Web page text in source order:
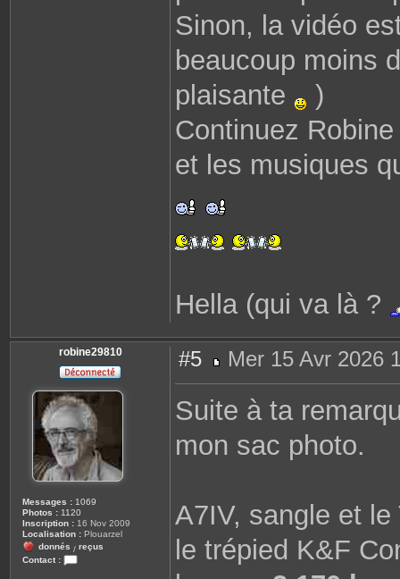
Sinon, la vidéo
beaucoup moins
plaisante
)
Continuez
et les musiques
Hella (qui va là ?
robine29810
Messages : 1069
Photos : 1120
Inscription : 16 Nov 2009
Localisation : Plouarzel
donnés / reçus
Contact :
#5
e
s
a
Mer 15 Avr 2026
Suite à ta
mon sac photo.
A7IV, sangle et
le trépied K&F